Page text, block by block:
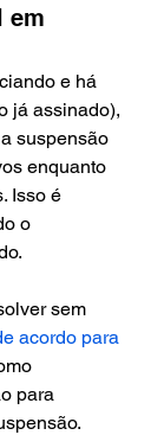
em
e há
já assinado),
suspensão
enquanto
Isso é
o
sem
acordo para
para